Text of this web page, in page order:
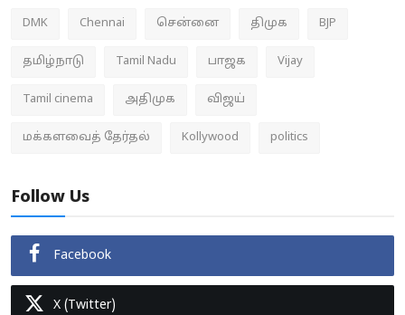
DMK Chennai சென்னை திமுக BJP
தமிழ்நாடு Tamil Nadu பாஜக Vijay
Tamil cinema அதிமுக விஜய்
மக்களவைத் தேர்தல் Kollywood politics
Follow Us
Facebook
X (Twitter)